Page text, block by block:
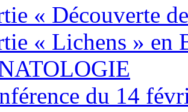
« Découverte
« Lichens » en
du 14